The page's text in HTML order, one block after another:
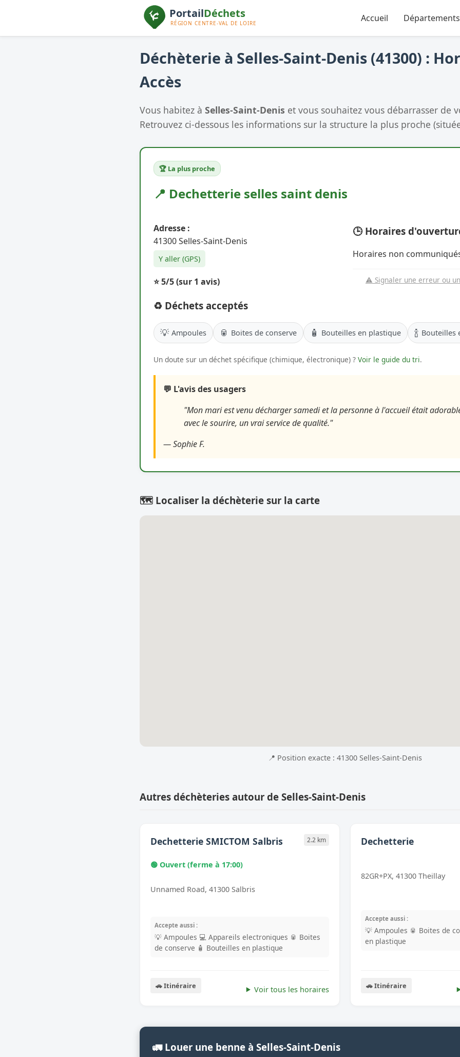
Accueil
Déchèterie à Selles-Saint-Denis (41300) :
Accès
Vous habitez à Selles-Saint-Denis et vous souhaitez vous débarrasser de
Retrouvez ci-dessous les informations sur la structure la plus proche
🏆 La plus proche
📍 Dechetterie selles saint denis
Adresse :
41300 Selles-Saint-Denis
Y aller (GPS)
⭐ 5/5(sur 1 avis)
🕒 Horaires
Horaires non
⚠️ Signaler une erreur ou
♻️ Déchets acceptés
💡 Ampoules 🥫 Boites de conserve 🧴 Bouteilles en plastique 🍾 Bouteilles
Un doute sur un déchet spécifique (chimique, électronique) ? Voir le guide du tri.
💬 L'avis des usagers
"Mon mari est venu décharger samedi et la personne à l'accueil était
avec le sourire, un vrai service de qualité."
— Sophie F.
🗺️ Localiser la déchèterie sur la carte
📍 Position exacte : 41300 Selles-Saint-Denis
Autres déchèteries autour de Selles-Saint-Denis
Dechetterie SMICTOM Salbris 2.2 km
🟢 Ouvert (ferme à 17:00)
Unnamed Road, 41300 Salbris
Accepte aussi :
💡 Ampoules 💻 Appareils electroniques 🥫 Boites
de conserve 🧴 Bouteilles en plastique
🚗 Itinéraire Voir tous les horaires
Dechetterie
82GR+PX, 41300 Theillay
Accepte aussi :
💡 Ampoules 🥫 Boites de
en plastique
🚗 Itinéraire
🚛 Louer une benne à Selles-Saint-Denis